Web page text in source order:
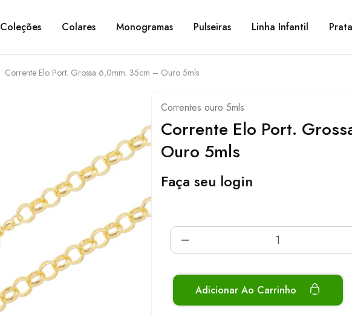
Coleções Colares Monogramas Pulseiras Linha Infantil
Corrente Elo Port. Grossa 6,0mm. 35cm – Ouro 5mls
Correntes ouro 5mls
Corrente Elo Port.
Ouro 5mls
Faça seu login
Adicionar Ao Carrinho